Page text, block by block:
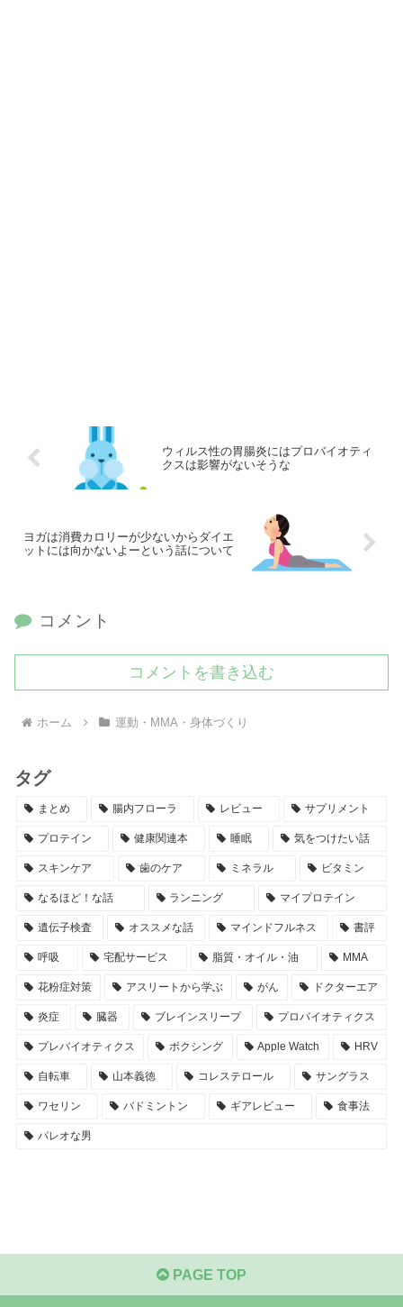
ウィルス性の胃腸炎にはプロバイオティ
クスは影響がないそうな
ヨガは消費カロリーが少ないからダイエ
ットには向かないよーという話について
コメント
コメントを書き込む
ホーム 運動・MMA・身体づくり
タグ
まとめ 腸内フローラ レビュー サプリメント
プロテイン 健康関連本 睡眠 気をつけたい話
スキンケア 歯のケア ミネラル ビタミン
なるほど！な話 ランニング マイプロテイン
遺伝子検査 オススメな話 マインドフルネス 書評
呼吸 宅配サービス 脂質・オイル・油 MMA
花粉症対策 アスリートから学ぶ がん ドクターエア
炎症 臓器 ブレインスリープ プロバイオティクス
プレバイオティクス ボクシング Apple Watch HRV
自転車 山本義徳 コレステロール サングラス
ワセリン バドミントン ギアレビュー 食事法
パレオな男
PAGE TOP